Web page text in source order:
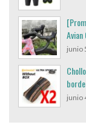
Avian
junio
junio